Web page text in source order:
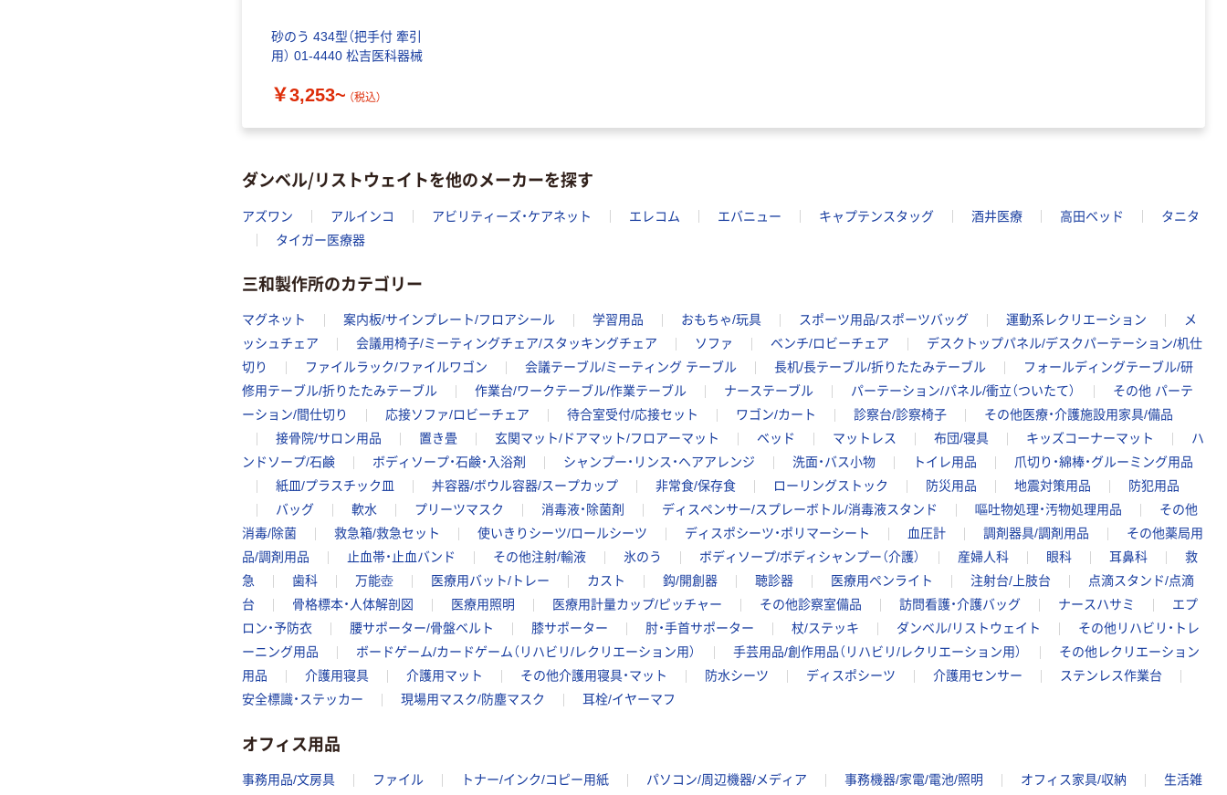
砂のう 434型（把手付 牽引
用） 01-4440 松吉医科器械
￥3,253~ （税込）
ダンベル/リストウェイトを他のメーカーを探す
アズワン アルインコ アビリティーズ・ケアネット エレコム エバニュー キャプテンスタッグ 酒井医療 高田ベッド
タニタ
タイガー医療器
三和製作所のカテゴリー
マグネット 案内板/サインプレート/フロアシール 学習用品 おもちゃ/玩具 スポーツ用品/スポーツバッグ 運動系レクリエーション
メ
ッシュチェア
会議用椅子/ミーティングチェア/スタッキングチェア ソファ ベンチ/ロビーチェア
デスクトップパネル/デスクパーテーション/机仕
切り
ファイルラック/ファイルワゴン 会議テーブル/ミーティング テーブル 長机/長テーブル/折りたたみテーブル
フォールディングテーブル/研
修用テーブル/折りたたみテーブル
作業台/ワークテーブル/作業テーブル ナーステーブル パーテーション/パネル/衝立（ついたて）
その他 パーテ
ーション/間仕切り
応接ソファ/ロビーチェア 待合室受付/応接セット ワゴン/カート 診察台/診察椅子
その他医療・介護施設用家具/備品
接骨院/サロン用品
置き畳 玄関マット/ドアマット/フロアーマット ベッド マットレス 布団/寝具 キッズコーナーマット
ハ
ンドソープ/石鹸
ボディソープ・石鹸・入浴剤 シャンプー・リンス・ヘアアレンジ 洗面・バス小物 トイレ用品
爪切り・綿棒・グルーミング用品
紙皿/プラスチック皿
丼容器/ボウル容器/スープカップ 非常食/保存食 ローリングストック 防災用品 地震対策用品
防犯用品
バッグ
軟水 プリーツマスク 消毒液・除菌剤 ディスペンサー/スプレーボトル/消毒液スタンド 嘔吐物処理・汚物処理用品
その他
消毒/除菌
救急箱/救急セット 使いきりシーツ/ロールシーツ ディスポシーツ・ポリマーシート 血圧計 調剤器具/調剤用品
その他薬局用
品/調剤用品
止血帯・止血バンド その他注射/輸液 氷のう ボディソープ/ボディシャンプー（介護） 産婦人科 眼科 耳鼻科
救
急
歯科 万能壺 医療用バット/トレー カスト 鈎/開創器 聴診器 医療用ペンライト 注射台/上肢台
点滴スタンド/点滴
台
骨格標本・人体解剖図 医療用照明 医療用計量カップ/ピッチャー その他診察室備品 訪問看護・介護バッグ ナースハサミ
エプ
ロン・予防衣
腰サポーター/骨盤ベルト 膝サポーター 肘・手首サポーター 杖/ステッキ ダンベル/リストウェイト
その他リハビリ・トレ
ーニング用品
ボードゲーム/カードゲーム（リハビリ/レクリエーション用） 手芸用品/創作用品（リハビリ/レクリエーション用）
その他レクリエーション
用品
介護用寝具 介護用マット その他介護用寝具・マット 防水シーツ ディスポシーツ 介護用センサー
ステンレス作業台
安全標識・ステッカー
現場用マスク/防塵マスク 耳栓/イヤーマフ
オフィス用品
事務用品/文房具 ファイル トナー/インク/コピー用紙 パソコン/周辺機器/メディア 事務機器/家電/電池/照明 オフィス家具/収納
生活雑